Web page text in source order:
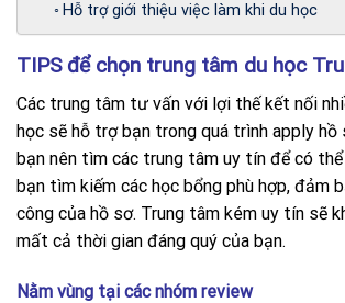
Hỗ trợ giới thiệu việc làm khi du học
TIPS để chọn trung tâm du học
Các trung tâm tư vấn với lợi thế kết nối
học sẽ hỗ trợ bạn trong quá trình apply hồ
bạn nên tìm các trung tâm uy tín để có
bạn tìm kiếm các học bổng phù hợp, đảm
công của hồ sơ. Trung tâm kém uy tín sẽ
mất cả thời gian đáng quý của bạn.
Nằm vùng tại các nhóm review